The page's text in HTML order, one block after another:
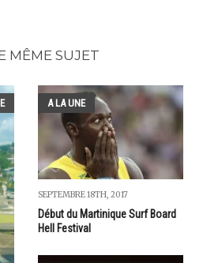
MÊME SUJET
A LA UNE
SEPTEMBRE 18TH, 2017
Début du Martinique Surf Board
Hell Festival